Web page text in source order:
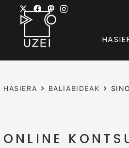
HASIERA BALIABIDEAK
ONLINE